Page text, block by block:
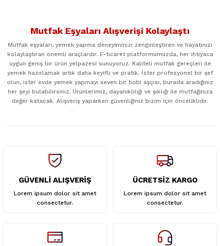
kullanarak tarafımıza iletebilirsiniz.
Ürün resmi kalitesiz, bozuk veya görüntülenemiyor.
Ürün bilgilerinde hatalar bulunuyor.
Ürün fiyatı diğer sitelerden daha pahalı.
Mutfak Eşyaları Alışverişi Kolaylaştı
Mutfak eşyaları, yemek yapma deneyiminizi zenginleştiren ve hayatınızı
kolaylaştıran önemli araçlardır. E-ticaret platformumuzda, her ihtiyaca
uygun geniş bir ürün yelpazesi sunuyoruz. Kaliteli mutfak gereçleri ile
yemek hazırlamak artık daha keyifli ve pratik. İster profesyonel bir şef
olun, ister evde yemek yapmayı seven bir hobi aşçısı, burada aradığınız
her şeyi bulabilirsiniz. Ürünlerimiz, dayanıklılığı ve şıklığı ile mutfağınıza
değer katacak. Alışveriş yaparken güvenliğiniz bizim için önceliklidir.
GÜVENLİ ALIŞVERİŞ
Lorem ipsum dolor sit amet
consectetur.
ÜCRETSİZ KARGO
Lorem ipsum dolor sit amet
consectetur.